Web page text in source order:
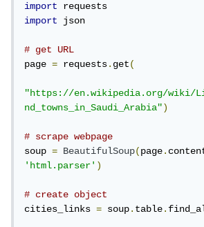
import
import
json
# get URL
page = requests.get(
"https://en.wikipedia.org/wiki/
nd_towns_in_Saudi_Arabia")
# scrape webpage
soup = BeautifulSoup(page.
'html.parser')
# create object
cities_links = soup.table.